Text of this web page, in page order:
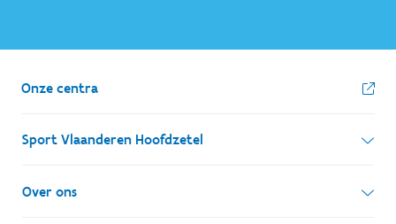
Onze centra
Sport Vlaanderen Hoofdzetel
Simon Bolivarlaan 17
1000 Brussel
Over ons